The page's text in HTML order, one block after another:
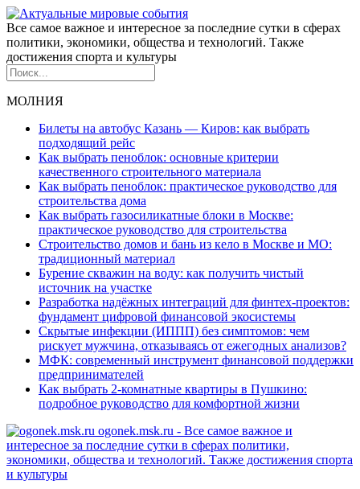
Все самое важное и интересное за последние сутки в сферах
политики, экономики, общества и технологий. Также
достижения спорта и культуры
МОЛНИЯ
Билеты на автобус Казань — Киров: как выбрать
подходящий рейс
Как выбрать пеноблок: основные критерии
качественного строительного материала
Как выбрать пеноблок: практическое руководство для
строительства дома
Как выбрать газосиликатные блоки в Москве:
практическое руководство для строительства
Строительство домов и бань из кело в Москве и МО:
традиционный материал
Бурение скважин на воду: как получить чистый
источник на участке
Разработка надёжных интеграций для финтех-проектов:
фундамент цифровой финансовой экосистемы
Скрытые инфекции (ИППП) без симптомов: чем
рискует мужчина, отказываясь от ежегодных анализов?
МФК: современный инструмент финансовой поддержки
предпринимателей
Как выбрать 2-комнатные квартиры в Пушкино:
подробное руководство для комфортной жизни
ogonek.msk.ru - Все самое важное и
интересное за последние сутки в сферах политики,
экономики, общества и технологий. Также достижения спорта
и культуры